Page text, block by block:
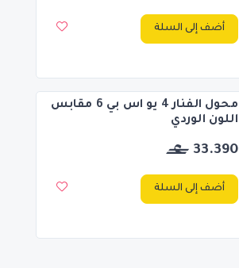
أضف إلى السلة
محول الفنار 4 يو اس بي 6 مقابس
اللون الوردي
33.390
أضف إلى السلة